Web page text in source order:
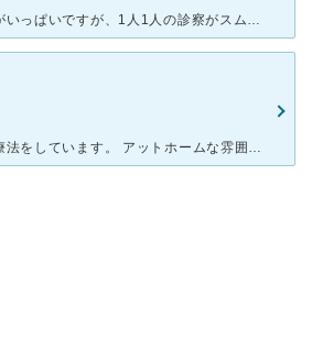
いつ行っても患者さんがいっぱいですが、1人1人の診察がスムーズで待ち時間はそこまで長くないです。 先生は余計なことは言わず、必要な事だけ淡々と話す感じですが、必要な検査はしっかりしてくれるので安
不妊治療でタイミング療法をしています。 アットホームな雰囲気の病院で看護師さんはとてもやさしいです。先生はくわしく説明してくれないように感じますが、自分から聞かないと教えてくれないのかもしれません。